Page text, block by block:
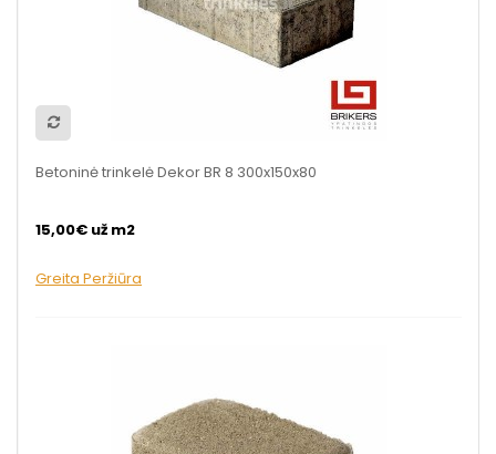
Betoninė trinkelė Dekor BR 8 300x150x80
15,00€ už m2
Greita Peržiūra